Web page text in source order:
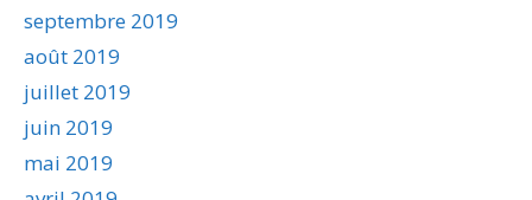
septembre 2019
août 2019
juillet 2019
juin 2019
mai 2019